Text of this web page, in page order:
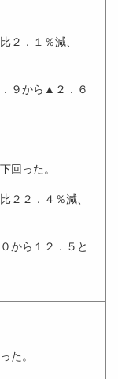
２．１％減、
９から▲２．６
回った。
２２．４％減、
から１２．５と
た。